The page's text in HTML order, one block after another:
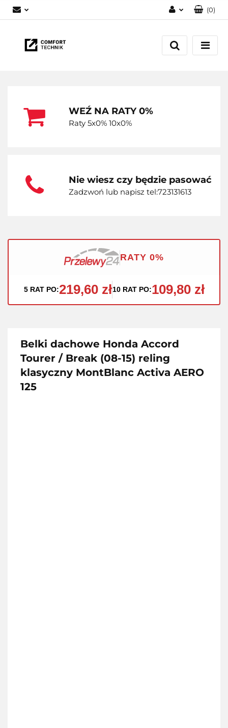
Zaloguj się
Zarejestruj się
(0)
WEŹ NA RATY 0%
Raty 5x0% 10x0%
Nie wiesz czy będzie pasować
Zadzwoń lub napisz tel:723131613
RATY 0%
5 RAT PO:219,60 zł10 RAT PO:109,80 zł
Belki dachowe Honda Accord
Tourer / Break (08-15) reling
klasyczny MontBlanc Activa AERO
125